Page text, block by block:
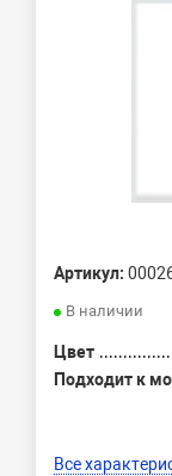
Артикул:
В наличии
Цвет
Подходит к
Все